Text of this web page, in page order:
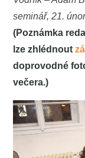
seminář, 21.
(Poznámka
lze zhlédnout
doprovodné
večera.)